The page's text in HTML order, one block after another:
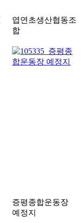
엽연초생산협동조
합
증평종합운동장
예정지